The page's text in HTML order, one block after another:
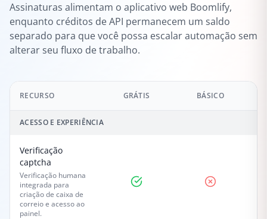
Assinaturas alimentam o aplicativo web Boomlify,
enquanto créditos de API permanecem um saldo
separado para que você possa escalar automação sem
alterar seu fluxo de trabalho.
RECURSO GRÁTIS BÁSICO
ACESSO E EXPERIÊNCIA
Verificação
captcha
Verificação humana
integrada para
criação de caixa de
correio e acesso ao
painel.